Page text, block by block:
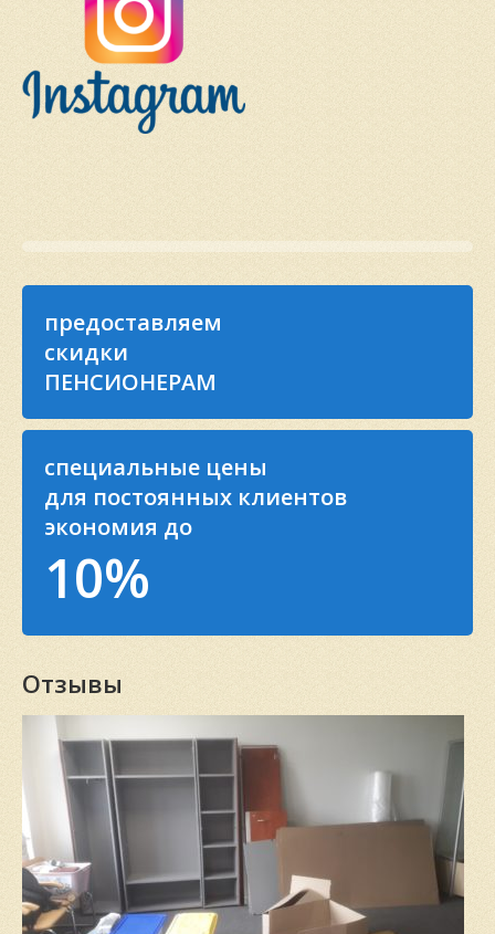
предоставляем
скидки
ПЕНСИОНЕРАМ
специальные цены
для постоянных клиентов
экономия до
10%
Отзывы